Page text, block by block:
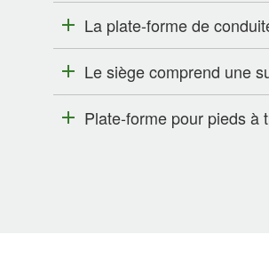
La plate-forme de
Le siège comprend une
Plate-forme pour pieds à